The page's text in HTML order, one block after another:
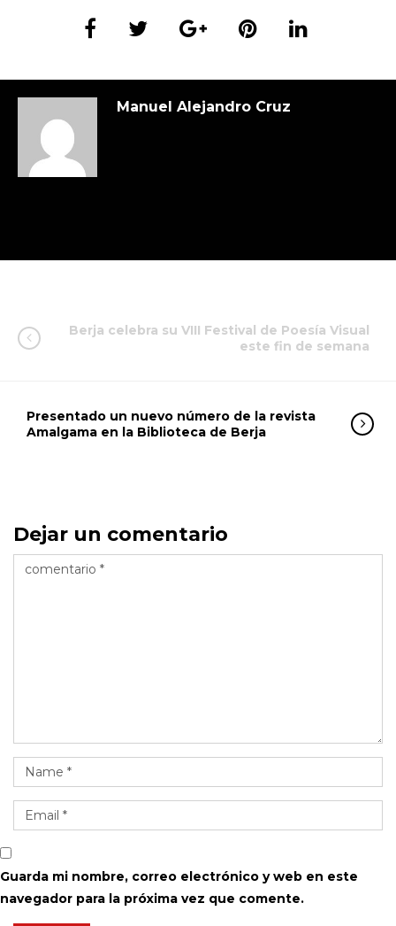
Manuel Alejandro Cruz
Berja celebra su VIII Festival de Poesía Visual
este fin de semana
Presentado un nuevo número de la revista
Amalgama en la Biblioteca de Berja
Dejar un comentario
Guarda mi nombre, correo electrónico y web en este
navegador para la próxima vez que comente.